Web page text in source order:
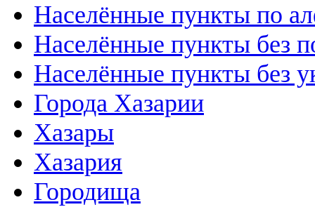
Населённые пункты по
Населённые пункты без
Населённые пункты без
Города Хазарии
Хазары
Хазария
Городища